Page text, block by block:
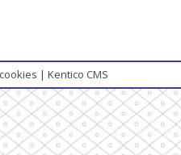
| Kentico CMS